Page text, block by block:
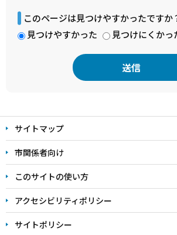
このページは見つけやすかったですか
見つけやすかった
見つけにくかっ
文
こ
こ
ま
サイトマップ
市関係者向け
このサイトの使い方
アクセシビリティポリシー
サイトポリシー